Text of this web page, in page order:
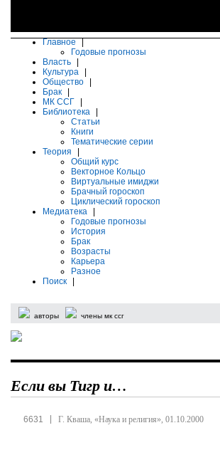
Главное
Годовые прогнозы
Власть
Культура
Общество
Брак
МК ССГ
Библиотека
Статьи
Книги
Тематические серии
Теория
Общий курс
Векторное Кольцо
Виртуальные имиджи
Брачный гороскоп
Циклический гороскоп
Медиатека
Годовые прогнозы
История
Брак
Возрасты
Карьера
Разное
Поиск
авторы члены мк ссг
Если вы Тигр и…
6631 Г. Кваша, «Наука и религия», 01.10.2000